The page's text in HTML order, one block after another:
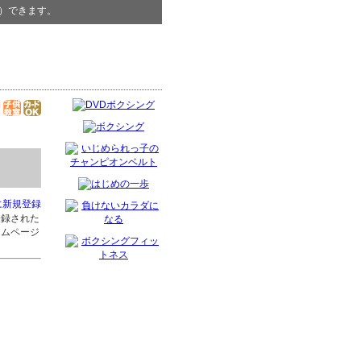
できます。
新規登録
録された
ページ